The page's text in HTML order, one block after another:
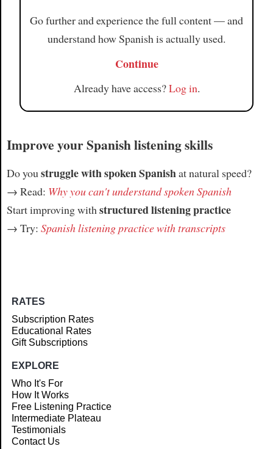
Go further and experience the full content — and
understand how Spanish is actually used.
Continue
Already have access?Log in.
Improve your Spanish listening skills
Do you struggle with spoken Spanishat natural speed?
→ Read: Why you can't understand spoken Spanish
Start improving with structured listening practice
→ Try: Spanish listening practice with transcripts
RATES
Subscription Rates
Educational Rates
Gift Subscriptions
EXPLORE
Who It's For
How It Works
Free Listening Practice
Intermediate Plateau
Testimonials
Contact Us